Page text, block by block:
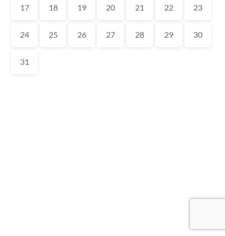
17 18 19 20 21 22 23
24 25 26 27 28 29 30
31